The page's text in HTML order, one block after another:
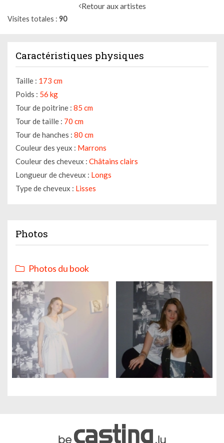
Retour aux artistes
Visites totales 90
Caractéristiques physiques
Taille : 173 cm
Poids : 56 kg
Tour de poitrine : 85 cm
Tour de taille : 70 cm
Tour de hanches : 80 cm
Couleur des yeux : Marrons
Couleur des cheveux : Châtains clairs
Longueur de cheveux : Longs
Type de cheveux : Lisses
Photos
Photos du book